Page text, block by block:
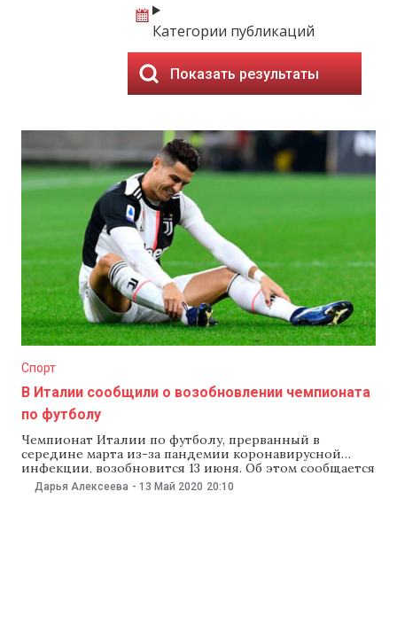
Категории публикаций
Показать результаты
Спорт
В Италии сообщили о возобновлении чемпионата
по футболу
Чемпионат Италии по футболу, прерванный в
середине марта из-за пандемии коронавирусной
инфекции, возобновится 13 июня. Об этом сообщается
на официальном сайте Серии А, передает РБК.
Однако, все матчи будут проходить без зрителей на
Дарья Алексеева - 13 Май 2020 20:10